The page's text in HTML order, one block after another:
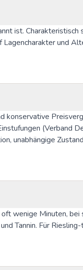
ist. Charakteristisch
und
konservative
(Verband
unabhängige
wenige Minuten,
Tannin. Für